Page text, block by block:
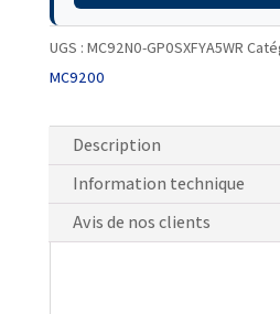
UGS : MC92N0-GP0SXFYA5WR
MC9200
Description
Information technique
Avis de nos clients